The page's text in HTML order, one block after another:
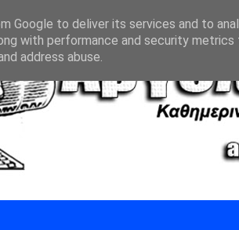
Google to deliver its services and to
with performance and security
address abuse.